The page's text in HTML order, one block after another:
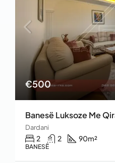
€500
Banesë Luksoze Me
Dardani
2 2 90m²
BANESË